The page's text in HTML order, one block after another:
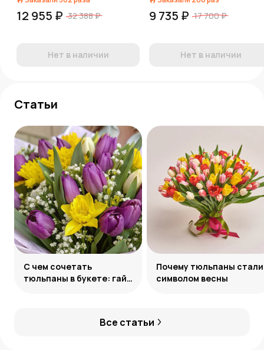
12 955 ₽ 32 388 ₽
Нет в наличии
9 735 ₽ 17 700 ₽
Нет в наличии
Статьи
Все статьи
С чем сочетать
тюльпаны в букете: гайд
Почему тюльпаны стали
символом весны